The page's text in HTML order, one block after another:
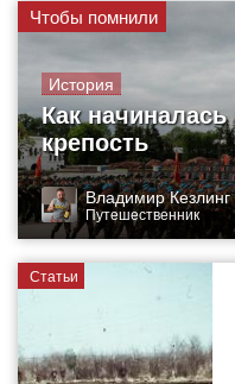
Чтобы помнили
История
Как
крепость
Владимир Кезлинг
Путешественник
Статьи